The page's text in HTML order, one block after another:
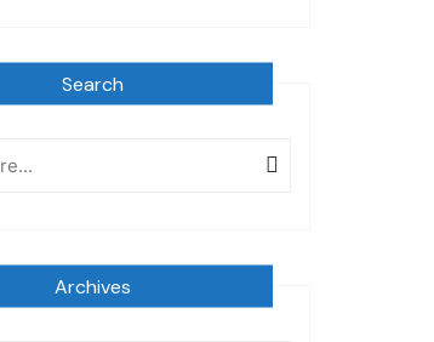
Search
Archives